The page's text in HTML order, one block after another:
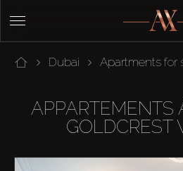
Dubai Apartments for
APPARTEMENTS
GOLDCREST